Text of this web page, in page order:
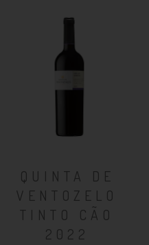
QUINTA DE
VENTOZELO
TINTO CÃO
2022